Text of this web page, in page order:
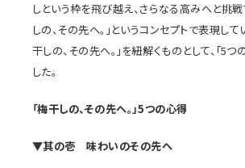
しという枠を飛び越え、さらなる高みへと挑
しの、その先へ。」というコンセプトで表現して
干しの、その先へ。」を紐解くものとして、「5
した。
「梅干しの、その先へ。」5つの心得
▼其の壱 味わいのその先へ